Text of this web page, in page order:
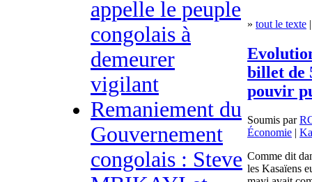
appelle le peuple
congolais à
demeurer
vigilant
Remaniement du
Gouvernement
congolais : Steve
» tout le texte
billet de
pouvir
Soumis par
Économie |
Comme dit
les Kasaïens